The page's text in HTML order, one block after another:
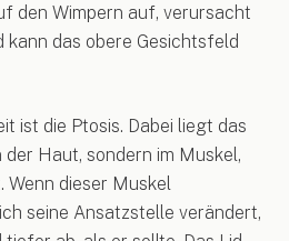
den Wimpern auf, verursacht
das obere Gesichtsfeld
ist die Ptosis. Dabei liegt das
der Haut, sondern im Muskel,
Wenn dieser Muskel
seine Ansatzstelle verändert,